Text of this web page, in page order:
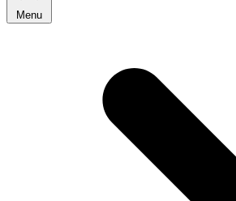
Menu